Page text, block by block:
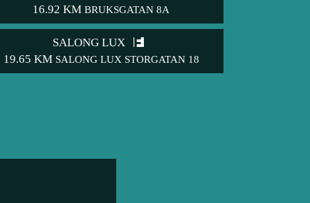
16.92 KM BRUKSGATAN 8A
SALONG LUX
19.65 KM SALONG LUX STORGATAN 18